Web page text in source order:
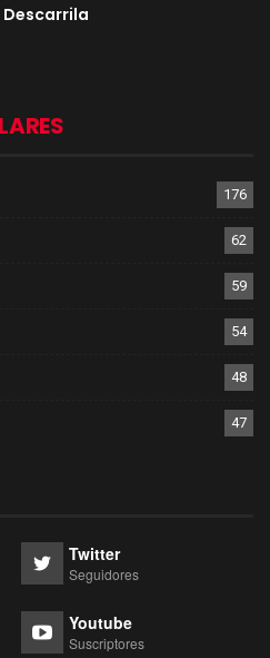
Descarrila
176
62
59
54
48
47
Twitter
Seguidores
Youtube
Suscriptores